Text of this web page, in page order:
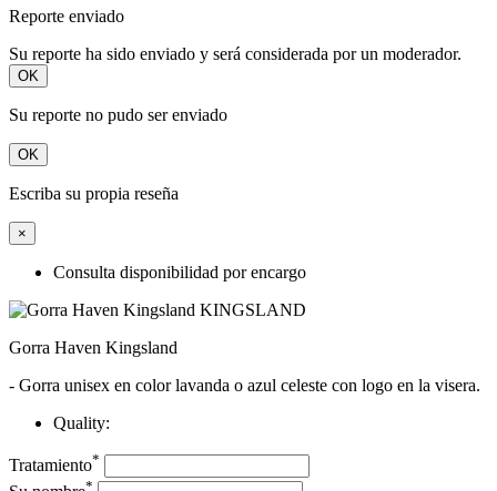
Reporte enviado
Su reporte ha sido enviado y será considerada por un moderador.
OK
Su reporte no pudo ser enviado
OK
Escriba su propia reseña
×
Consulta disponibilidad por encargo
Gorra Haven Kingsland
- Gorra unisex en color lavanda o azul celeste con logo en la visera.
Quality:
Tratamiento*
*